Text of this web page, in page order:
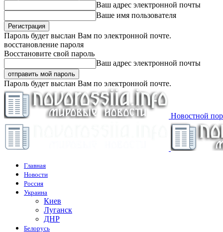
Ваш адрес электронной почты
Ваше имя пользователя
Пароль будет выслан Вам по электронной почте.
восстановление пароля
Восстановите свой пароль
Ваш адрес электронной почты
Пароль будет выслан Вам по электронной почте.
Новостной
Главная
Новости
Россия
Украина
Киев
Луганск
ДНР
Белорусь